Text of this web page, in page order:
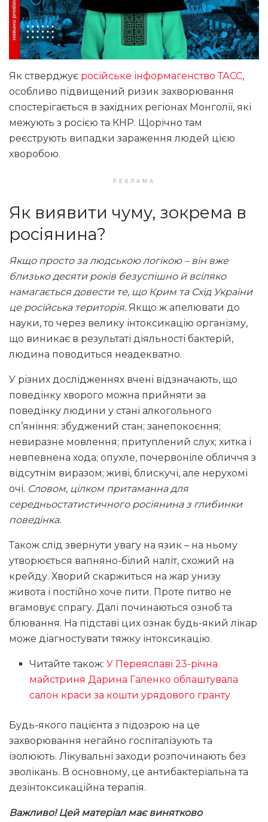
Як стверджує російське інформагенство ТАСС,
особливо підвищений ризик захворювання
спостерігається в західних регіонах Монголії, які
межують з росією та КНР. Щорічно там
реєструють випадки зараження людей цією
хворобою.
РЕКЛАМА
Як виявити чуму, зокрема в
росіянина?
Якщо просто за людською логікою – він вже
близько десяти років безуспішно й всіляко
намагається довести те, що Крим та Схід України
це російська територія. Якщо ж апелювати до
науки, то через велику інтоксикацію організму,
що виникає в результаті діяльності бактерій,
людина поводиться неадекватно.
У різних дослідженнях вчені відзначають, що
поведінку хворого можна прийняти за
поведінку людини у стані алкогольного
сп’яніння: збуджений стан; занепокоєння;
невиразне мовлення; притуплений слух; хитка і
невпевнена хода; опухле, почервоніле обличчя з
відсутнім виразом; живі, блискучі, але нерухомі
очі. Словом, цілком притаманна для
середньостатистичного росіянина з глибинки
поведінка.
Також слід звернути увагу на язик – на ньому
утворюється вапняно-білий наліт, схожий на
крейду. Хворий скаржиться на жар унизу
живота і постійно хоче пити. Проте питво не
вгамовує спрагу. Далі починаються озноб та
блювання. На підставі цих ознак будь-який лікар
може діагностувати тяжку інтоксикацію.
Читайте також:У Переяславі 23-річна
майстриня Дарина Галенко облаштувала
салон краси за кошти урядового гранту
Будь-якого пацієнта з підозрою на це
захворювання негайно госпіталізують та
ізолюють. Лікувальні заходи розпочинають без
зволікань. В основному, це антибактеріальна та
дезінтоксикаційна терапія.
Важливо! Цей матеріал має винятково